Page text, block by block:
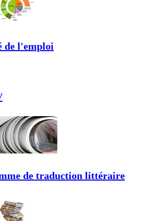
de l'emploi
de traduction littéraire